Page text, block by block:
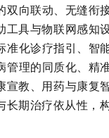
向联动、无缝衔
具与物联网感知
化诊疗指引、智
理的同质化、精
教、用药与康复
期治疗依从性，